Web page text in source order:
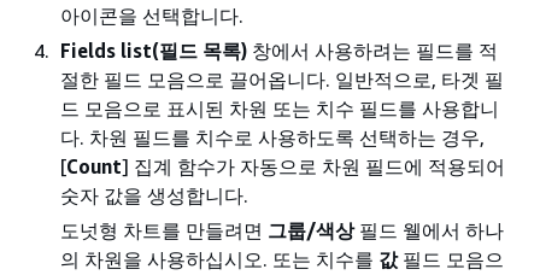
아이콘을 선택합니다.
Fields list(필드 목록) 창에서 사용하려는 필드를 적
절한 필드 모음으로 끌어옵니다. 일반적으로, 타겟 필
드 모음으로 표시된 차원 또는 치수 필드를 사용합니
다. 차원 필드를 치수로 사용하도록 선택하는 경우,
[Count] 집계 함수가 자동으로 차원 필드에 적용되어
숫자 값을 생성합니다.
도넛형 차트를 만들려면 그룹/색상필드 웰에서 하나
의 차원을 사용하십시오. 또는 치수를 값필드 모음으